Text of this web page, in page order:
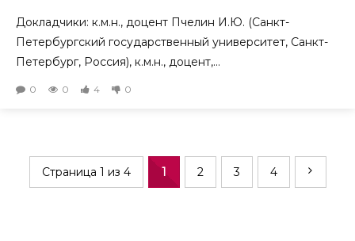
Докладчики: к.м.н., доцент Пчелин И.Ю. (Санкт-
Петербургский государственный университет, Санкт-
Петербург, Россия), к.м.н., доцент,...
0 0 4 0
Страница 1 из 4 1 2 3 4